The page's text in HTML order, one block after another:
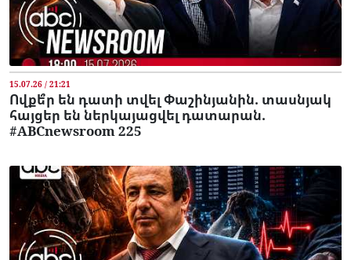
15.07.26 / 21:21
Ովքե՞ր են դատի տվել Փաշինյանին. տասնյակ
հայցեր են ներկայացվել դատարան.
#ABCnewsroom 225